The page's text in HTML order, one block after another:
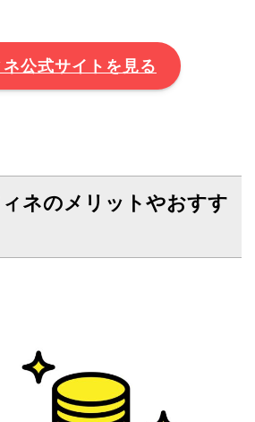
ネ公式サイトを見る
ネのメリットやおすす